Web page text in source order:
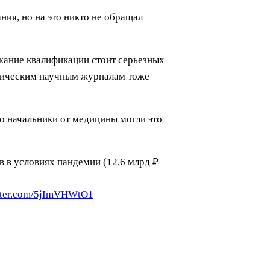
но на это никто не обращал
квалификации стоит серьезных
научным журналам тоже
начальники от медицины могли это
в условиях пандемии (12,6 млрд ₽
5jImVHWtO1